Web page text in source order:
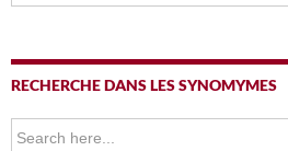
RECHERCHE DANS LES SYNOMYMES
Search
for: